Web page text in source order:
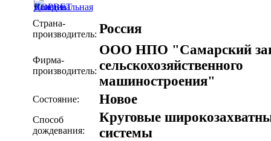
Страна-
производитель: Россия
Фирма-
производитель:
ООО НПО "Самарский
сельскохозяйственного
машиностроения"
Состояние: Новое
Способ
дождевания:
Круговые
системы